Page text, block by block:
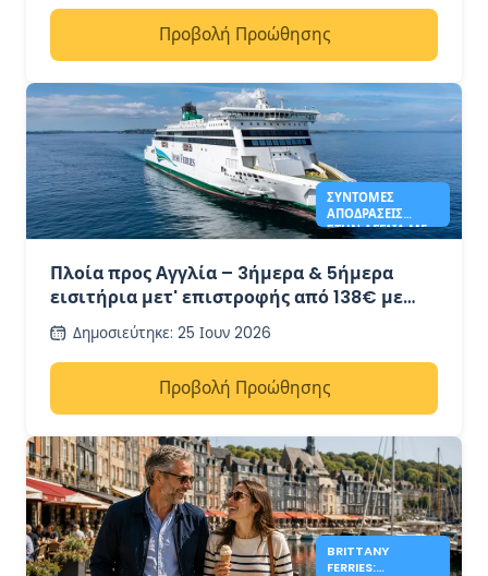
Προβολή Προώθησης
ΣΎΝΤΟΜΕΣ
ΑΠΟΔΡΆΣΕΙΣ
ΣΤΗΝ ΑΓΓΛΊΑ ΜΕ
138€*
Πλοία προς Αγγλία – 3ήμερα & 5ήμερα
εισιτήρια μετ' επιστροφής από 138€ με
Irish Ferries
Δημοσιεύτηκε: 25 Ιουν 2026
Προβολή Προώθησης
BRITTANY
FERRIES: